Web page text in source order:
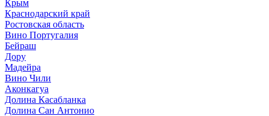
Крым
Краснодарский край
Ростовская область
Вино Португалия
Бейраш
Дору
Мадейра
Вино Чили
Аконкагуа
Долина Касабланка
Долина Сан Антонио